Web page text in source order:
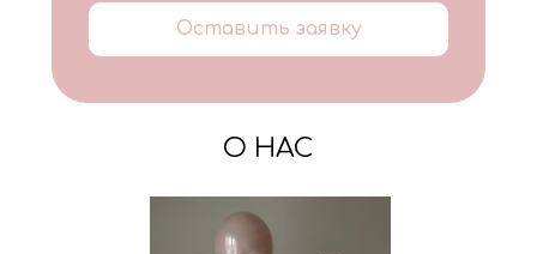
Оставить заявку
О НАС